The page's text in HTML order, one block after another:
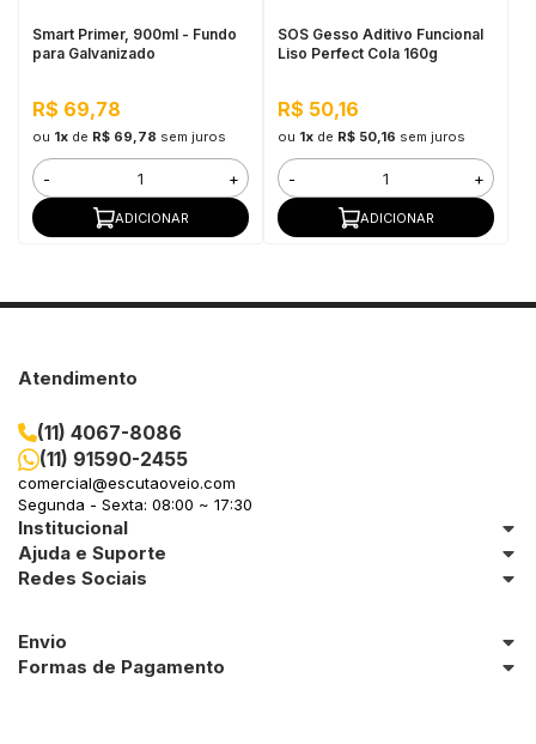
Smart Primer, 900ml - Fundo
para Galvanizado
R$ 69,78
ou 1xde R$ 69,78 sem juros
- +
ADICIONAR
SOS Gesso Aditivo Funcional
Liso Perfect Cola 160g
R$ 50,16
ou 1xde R$ 50,16 sem juros
- +
ADICIONAR
Atendimento
(11) 4067-8086
(11) 91590-2455
comercial@escutaoveio.com
Segunda - Sexta: 08:00 ~ 17:30
Institucional
Ajuda e Suporte
Redes Sociais
Envio
Formas de Pagamento